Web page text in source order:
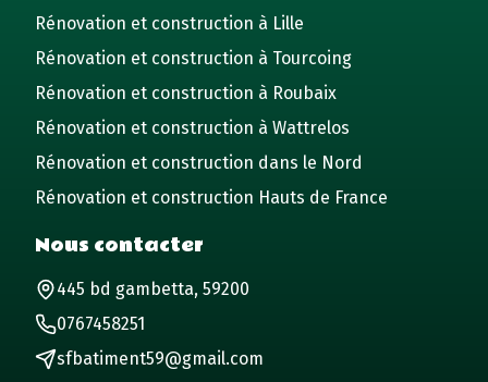
Rénovation et construction à Lille
Rénovation et construction à Tourcoing
Rénovation et construction à Roubaix
Rénovation et construction à Wattrelos
Rénovation et construction dans le Nord
Rénovation et construction Hauts de France
Nous contacter
445 bd gambetta, 59200
0767458251
sfbatiment59@gmail.com